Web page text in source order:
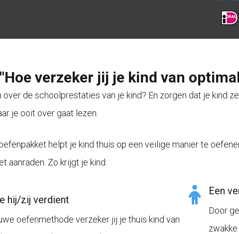
"Hoe verzeker jij je kind van
de schoolprestaties van je kind? En zorgen dat je kind
je ooit over gaat lezen.
helpt je kind thuis op een veilige manier te
aanraden. Zo krijgt je kind:
hij/zij verdient
oefenmethode verzeker jij je thuis kind van
Een
Door